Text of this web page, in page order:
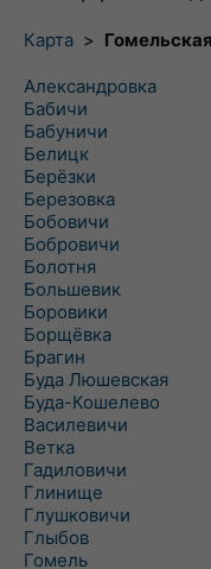
Карта >
Александровка
Бабичи
Бабуничи
Белицк
Берёзки
Березовка
Бобовичи
Бобровичи
Болотня
Большевик
Боровики
Борщёвка
Брагин
Буда Люшевская
Буда-Кошелево
Василевичи
Ветка
Гадиловичи
Глинище
Глушковичи
Глыбов
Гомель